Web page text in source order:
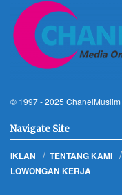
© 1997 - 2025 ChanelMuslim
Navigate Site
IKLAN TENTANG KAMI
LOWONGAN KERJA